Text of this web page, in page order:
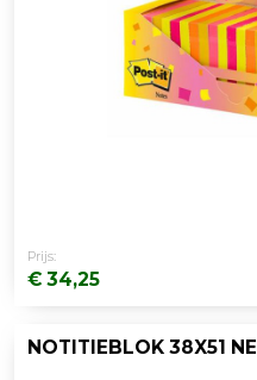
Prijs:
€ 34,25